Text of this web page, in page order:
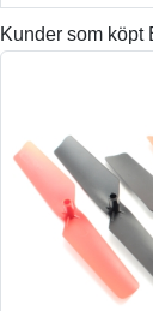
Kunder som köpt